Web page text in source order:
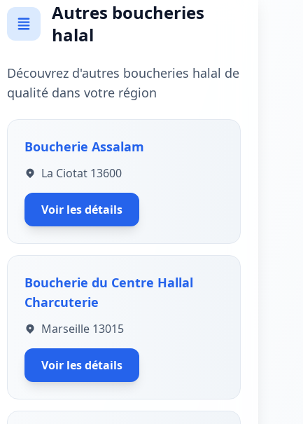
Autres boucheries
halal
Découvrez d'autres boucheries halal de
qualité dans votre région
Boucherie Assalam
La Ciotat 13600
Voir les détails
Boucherie du Centre Hallal
Charcuterie
Marseille 13015
Voir les détails